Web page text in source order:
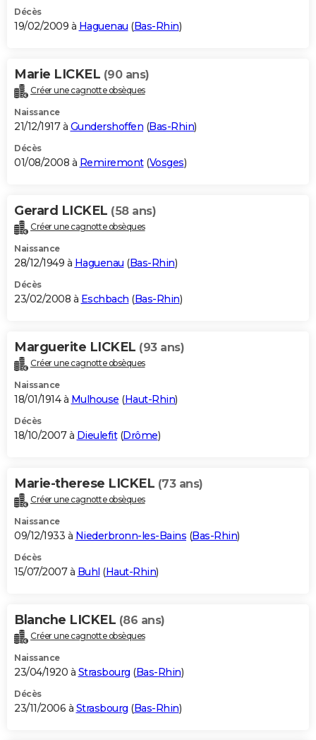
Décès
19/02/2009 à Haguenau (Bas-Rhin)
Marie LICKEL (90 ans)
Créer une cagnotte obsèques
Naissance
21/12/1917 à Gundershoffen (Bas-Rhin)
Décès
01/08/2008 à Remiremont(Vosges)
Gerard LICKEL (58 ans)
Créer une cagnotte obsèques
Naissance
28/12/1949 à Haguenau (Bas-Rhin)
Décès
23/02/2008 à Eschbach (Bas-Rhin)
Marguerite LICKEL (93 ans)
Créer une cagnotte obsèques
Naissance
18/01/1914 à Mulhouse (Haut-Rhin)
Décès
18/10/2007 à Dieulefit(Drôme)
Marie-therese LICKEL (73 ans)
Créer une cagnotte obsèques
Naissance
09/12/1933 à Niederbronn-les-Bains (Bas-Rhin)
Décès
15/07/2007 à Buhl (Haut-Rhin)
Blanche LICKEL (86 ans)
Créer une cagnotte obsèques
Naissance
23/04/1920 à Strasbourg (Bas-Rhin)
Décès
23/11/2006 à Strasbourg (Bas-Rhin)